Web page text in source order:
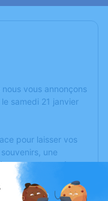
vous annonçons
samedi 21 janvier
pour laisser vos
une
travers des poèmes
d'expression dédié à